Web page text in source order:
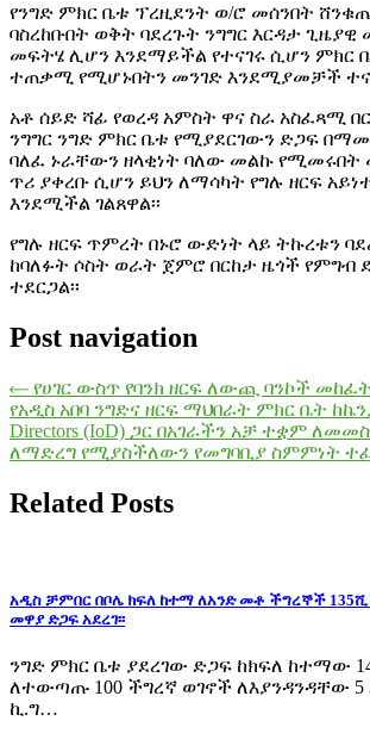
የንግድ ምክር ቤቱ ፕረዚደንት ወ/ሮ መሰንበት
ባስረከቡበት ወቅት ባደረጉት ንግግር እርዳታ ጊዜያዊ
መፍትሄ ሊሆን እንደማይችል የተናገሩ ሲሆን ምክር
ተጠቃሚ የሚሆኑበትን መንገድ እንደሚያመቻች
አቶ ሰይድ ሻፊ የወረዳ አምስት ዋና ስራ አስፈጻሚ
ንግግር ንግድ ምክር ቤቱ የሚያደርገውን ድጋፍ
ባለፈ ኑራቸውን ዘላቂነት ባለው መልኩ
ጥሪ ያቀረቡ ሲሆን ይህን ለማሳካት የግሉ ዘርፍ
እንደሚችል ገልጸዋል፡፡
የግሉ ዘርፍ ጥምረት በኑሮ ውድነት ላይ ትኩረቱን
ከባለፉት ሶስት ወራት ጀምሮ በርከታ ዜጎች የምግብ
ተደርጋል፡፡
Post navigation
⟵ የሀገር ውስጥ የባንክ ዘርፍ ለውጪ ባንኮች
የአዲስ አበባ ንግድና ዘርፍ ማህበራት ምክር ቤት ከኬንያ
Directors (IoD) ጋር በአገራችን አቻ ተቋም
ለማድረግ የሚያስችለውን የመግባቢያ ስምምነት
Related Posts
አዲስ ቻምበር በቦሌ ክፍለ ከተማ ለአንድ መቶ ችግረኞች
መዋያ ድጋፍ አደረገ፡፡
ንግድ ምክር ቤቱ ያደረገው ድጋፍ ከክፍለ ከተማው
ለተውጣጡ 100 ችግረኛ ወገኖች ለእያንዳንዳቸው 5
ኪ.ግ…